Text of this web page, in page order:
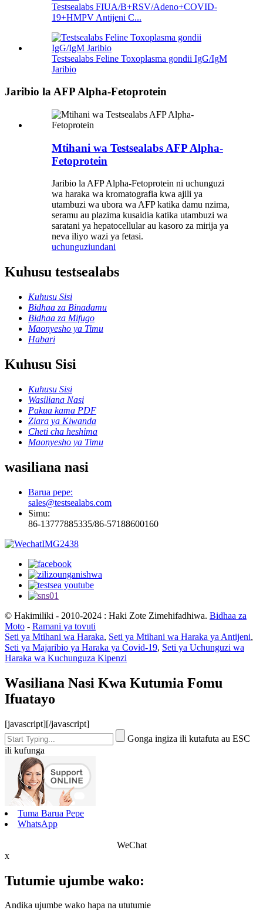
Testsealabs FIUA/B+RSV/Adeno+COVID-
19+HMPV Antijeni C...
Testsealabs Feline Toxoplasma gondii IgG/IgM
Jaribio
Jaribio la AFP Alpha-Fetoprotein
Mtihani wa Testsealabs AFP Alpha-
Fetoprotein
Jaribio la AFP Alpha-Fetoprotein ni uchunguzi
wa haraka wa kromatografia kwa ajili ya
utambuzi wa ubora wa AFP katika damu nzima,
seramu au plazima kusaidia katika utambuzi wa
saratani ya hepatocellular au kasoro za mirija ya
neva iliyo wazi ya fetasi.
uchunguziundani
Kuhusu testsealabs
Kuhusu Sisi
Bidhaa za Binadamu
Bidhaa za Mifugo
Maonyesho ya Timu
Habari
Kuhusu Sisi
Kuhusu Sisi
Wasiliana Nasi
Pakua kama PDF
Ziara ya Kiwanda
Cheti cha heshima
Maonyesho ya Timu
wasiliana nasi
Barua pepe:
sales@testsealabs.com
Simu:
86-13777885335/86-57188600160
© Hakimiliki - 2010-2024 : Haki Zote Zimehifadhiwa. Bidhaa za
Moto - Ramani ya tovuti
Seti ya Mtihani wa Haraka, Seti ya Mtihani wa Haraka ya Antijeni,
Seti ya Majaribio ya Haraka ya Covid-19, Seti ya Uchunguzi wa
Haraka wa Kuchunguza Kipenzi
Wasiliana Nasi Kwa Kutumia Fomu
Ifuatayo
[javascript][/javascript]
Gonga ingiza ili kutafuta au ESC
ili kufunga
Tuma Barua Pepe
WhatsApp
WeChat
x
Tutumie ujumbe wako:
Andika ujumbe wako hapa na ututumie